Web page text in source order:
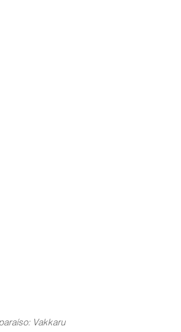
Vakkaru